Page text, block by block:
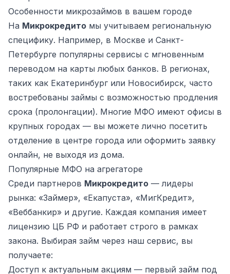
Особенности микрозаймов в вашем городе
На Микрокредито мы учитываем региональную
специфику. Например, в Москве и Санкт-
Петербурге популярны сервисы с мгновенным
переводом на карты любых банков. В регионах,
таких как Екатеринбург или Новосибирск, часто
востребованы займы с возможностью продления
срока (пролонгации). Многие МФО имеют офисы в
крупных городах — вы можете лично посетить
отделение в центре города или оформить заявку
онлайн, не выходя из дома.
Популярные МФО на агрегаторе
Среди партнеров Микрокредито — лидеры
рынка: «Займер», «Екапуста», «МигКредит»,
«Веббанкир» и другие. Каждая компания имеет
лицензию ЦБ РФ и работает строго в рамках
закона. Выбирая займ через наш сервис, вы
получаете:
Доступ к актуальным акциям — первый займ под